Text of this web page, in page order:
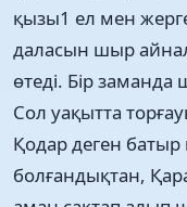
қызы1 ел мен
даласын шыр
өтеді. Бір
Сол уақытта
Қодар деген батыр
болғандықтан,